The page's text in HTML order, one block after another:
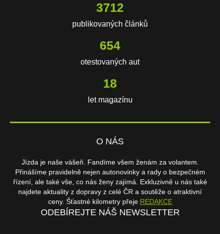
3712
publikovaných článků
654
otestovaných aut
18
let magazínu
O NÁS
Jízda je naše vášeň. Fandíme všem ženám za volantem.
Přinášíme pravidelně nejen autonovinky a rady o bezpečném
řízení, ale také vše, co nás ženy zajímá. Exkluzivně u nás také
najdete aktuality z dopravy z celé ČR a soutěže o atraktivní
ceny. Šťastné kilometry přeje REDAKCE
ODEBÍREJTE NÁŠ NEWSLETTER